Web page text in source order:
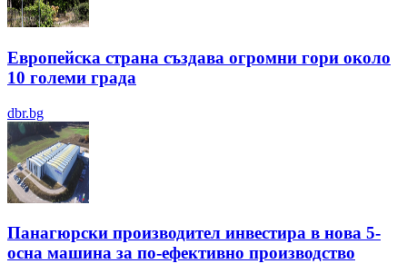
Европейска страна създава огромни гори около
10 големи града
dbr.bg
Панагюрски производител инвестира в нова 5-
осна машина за по-ефективно производство